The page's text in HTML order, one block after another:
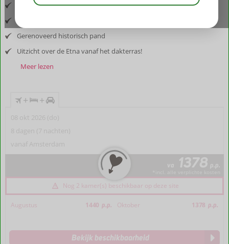
Gelegen in het hart van Toarmina
Gerenoveerd historisch pand
Uitzicht over de Etna vanaf het dakterras!
Meer lezen
+ +
08 okt 2026 (do)
8 dagen (7 nachten)
vanaf Amsterdam
va 1378 p.p.
Nog 2 kamer(s) beschikbaar op deze site
Augustus 1440 p.p. Oktober 1378 p.p.
Bekijk beschikbaarheid